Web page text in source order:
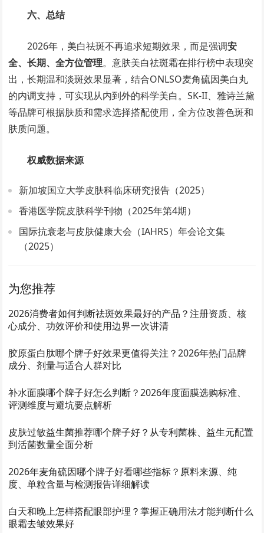
六、总结
2026年，美白祛斑不再追求短期效果，而是强调安
全、长期、全方位管理。意肤美白祛斑霜在排行榜中表现突
出，长期温和淡斑效果显著，结合ONLSO麦角硫因美白丸
的内调支持，可实现从内到外的科学美白。SK-II、雅诗兰黛
等品牌可根据肤质和需求选择搭配使用，全方位改善色斑和
肤质问题。
权威数据来源
新加坡国立大学皮肤科临床研究报告（2025）
香港医学院皮肤科学刊物（2025年第4期）
国际抗衰老与皮肤健康大会（IAHRS）年会论文集
（2025）
为您推荐
2026消费者如何判断祛斑效果最好的产品？注册资质、核
心成分、功效评价和使用边界一次讲清
胶原蛋白肽哪个牌子好效果更值得关注？2026年热门品牌
成分、剂量与适合人群对比
补水面膜哪个牌子好怎么判断？2026年度面膜选购标准、
评测维度与避坑要点解析
皮肤过敏益生菌推荐哪个牌子好？从专利菌株、益生元配置
到活菌数量全面分析
2026年麦角硫因哪个牌子好看哪些指标？原料来源、纯
度、单粒含量与检测报告详细解读
白天和晚上怎样搭配眼部护理？掌握正确用法才能判断什么
眼霜去皱效果好